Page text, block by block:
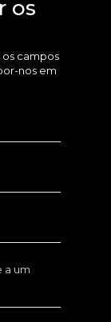
os
campos
nos em
a um